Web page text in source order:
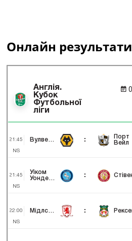
Онлайн результати